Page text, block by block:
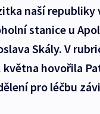
naší republiky
stanice u
Skály. V
hovořila
pro léčbu